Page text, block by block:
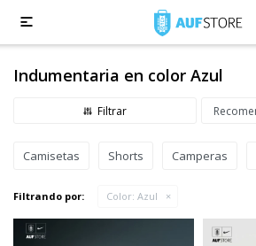

Indumentaria en color Azul
Camisetas Shorts Camperas
Filtrando por: Color: Azul